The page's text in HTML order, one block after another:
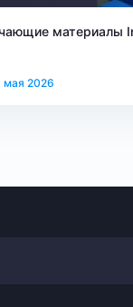
материалы
мая 2026